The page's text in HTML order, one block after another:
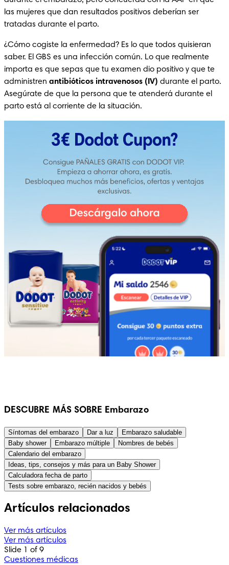
las mujeres que dan resultados positivos deberían ser
tratadas durante el parto.
¿Cómo cogiste la enfermedad? Es lo que todos quisieran
saber. El GBS es una infección común. Lo que realmente
importa es que sepas que tu examen dio positivo y que te
administren antibióticos intravenosos (IV) durante el parto.
Asegúrate de que la persona que te atenderá durante el
parto está al corriente de la situación.
DESCUBRE MÁS SOBRE Embarazo
Síntomas del embarazo Dar a luz
Embarazo saludable
Baby shower
Embarazo múltiple
Nombres de bebés
Calendario del embarazo
Ideas, tips, consejos y más para un Baby Shower
Calculadora fecha de parto
Tests sobre embarazo, recién nacidos y bebés
Artículos relacionados
Ver más artículos
Ver más artículos
Slide 1 of 9
Cuestiones médicas